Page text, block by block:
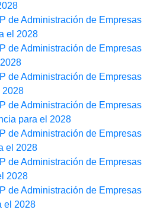
de Administración de Empresas
el 2028
de Administración de Empresas
de Administración de Empresas
2028
de Administración de Empresas
para el 2028
de Administración de Empresas
el 2028
de Administración de Empresas
2028
de Administración de Empresas
el 2028